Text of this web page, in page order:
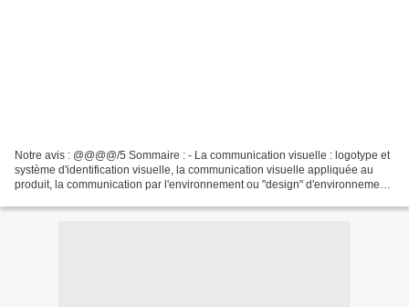
Notre avis : @@@@/5 Sommaire : - La communication visuelle : logotype et
système d'identification visuelle, la communication visuelle appliquée au
produit, la communication par l'environnement ou "design" d'environnement,